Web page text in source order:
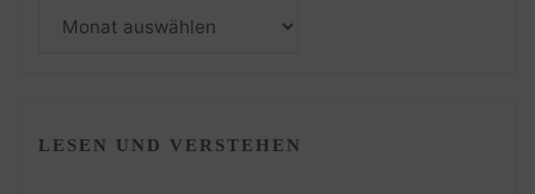
LESEN UND VERSTEHEN